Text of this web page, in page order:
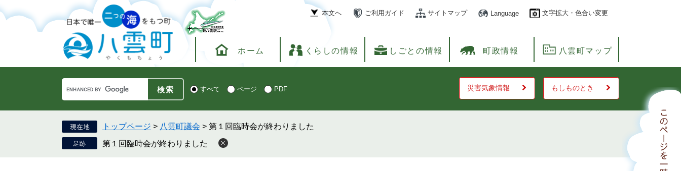
ー
で
ニ
ば
文
本文へ ご利用ガイド サイトマップ Language 文字拡大・色合い変更
ホーム くらしの情報 しごとの情報 町政情報 八雲町マップ
Google
カ
ス
タ
ム
検
検 すべて ページ PDF 災害気象情報 もしものとき
トップページ > 八雲町議会 > 第１回臨時会が終わりました
第１回臨時会が終わりました